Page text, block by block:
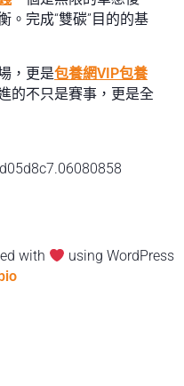
。完成“雙碳”目的的基
，更是包養網VIP包養
的不只是賽事，更是全
with
using WordPress